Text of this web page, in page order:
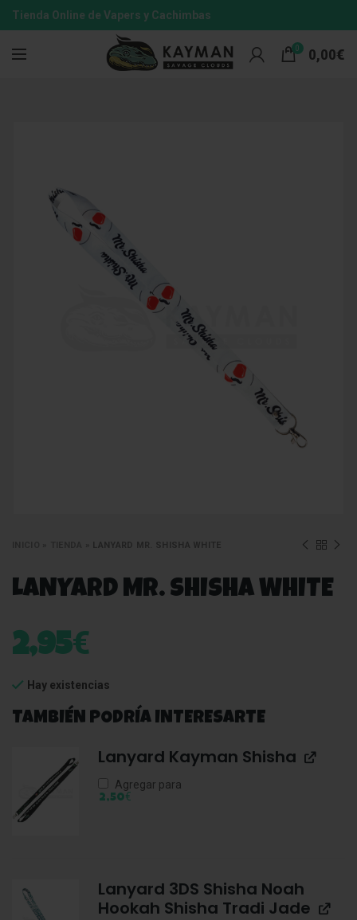
Tienda Online de Vapers y Cachimbas
0 0,00€
LANYARD MR. SHISHA WHITE
LANYARD MR. SHISHA WHITE
2,95€
Hay existencias
TAMBIÉN PODRÍA INTERESARTE
Lanyard Kayman Shisha
Agregar para
2,50€
Lanyard 3DS Shisha Noah
Hookah Shisha Tradi Jade